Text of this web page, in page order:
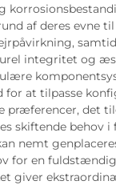
af deres evne
integritet og
for at tilpasse
præferencer, det
skiftende behov i
nemt
for en
giver